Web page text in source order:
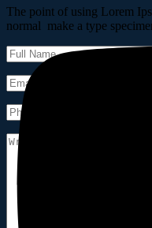
The point of using Lorem
normal make a type